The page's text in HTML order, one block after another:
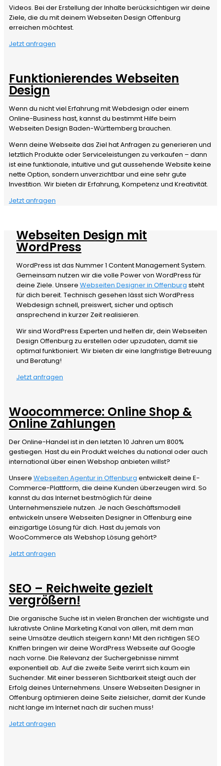
Videos. Bei der Erstellung der Inhalte berücksichtigen wir deine
Ziele, die du mit deinem Webseiten Design Offenburg
erreichen möchtest.
Jetzt anfragen
Funktionierendes Webseiten
Design
Wenn du nicht viel Erfahrung mit Webdesign oder einem
Online-Business hast, kannst du bestimmt Hilfe beim
Webseiten Design Baden-Württemberg brauchen.
Wenn deine Webseite das Ziel hat Anfragen zu generieren und
letztlich Produkte oder Serviceleistungen zu verkaufen – dann
ist eine funktionale, intuitive und gut aussehende Website keine
nette Option, sondern unverzichtbar und eine sehr gute
Investition. Wir bieten dir Erfahrung, Kompetenz und Kreativität.
Jetzt anfragen
Webseiten Design mit
WordPress
WordPress ist das Nummer 1 Content Management System.
Gemeinsam nutzen wir die volle Power von WordPress für
deine Ziele. Unsere Webseiten Designer in Offenburg steht
für dich bereit. Technisch gesehen lässt sich WordPress
Webdesign schnell, preiswert, sicher und optisch
ansprechend in kurzer Zeit realisieren.
Wir sind WordPress Experten und helfen dir, dein Webseiten
Design Offenburg zu erstellen oder upzudaten, damit sie
optimal funktioniert. Wir bieten dir eine langfristige Betreuung
und Beratung!
Jetzt anfragen
Woocommerce: Online Shop &
Online Zahlungen
Der Online-Handel ist in den letzten 10 Jahren um 800%
gestiegen. Hast du ein Produkt welches du national oder auch
international über einen Webshop anbieten willst?
Unsere Webseiten Agentur in Offenburg entwickelt deine E-
Commerce-Plattform, die deine Kunden überzeugen wird. So
kannst du das Internet bestmöglich für deine
Unternehmensziele nutzen. Je nach Geschäftsmodell
entwickeln unsere Webseiten Designer in Offenburg eine
einzigartige Lösung für dich. Hast du jemals von
WooCommerce als Webshop Lösung gehört?
Jetzt anfragen
SEO – Reichweite gezielt
vergrößern!
Die organische Suche ist in vielen Branchen der wichtigste und
lukrativste Online Marketing Kanal von allen, mit dem man
seine Umsätze deutlich steigern kann! Mit den richtigen SEO
Kniffen bringen wir deine WordPress Webseite auf Google
nach vorne. Die Relevanz der Suchergebnisse nimmt
exponentiell ab. Auf die zweite Seite verirrt sich kaum ein
Suchender. Mit einer besseren Sichtbarkeit steigt auch der
Erfolg deines Unternehmens. Unsere Webseiten Designer in
Offenburg optimieren deine Seite zielsicher, damit der Kunde
nicht lange im Internet nach dir suchen muss!
Jetzt anfragen